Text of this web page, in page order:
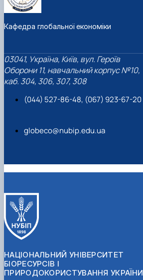
Кафедра глобальної економіки
03041, Україна, Київ, вул. Героїв
Оборони 11, навчальний корпус №10,
каб. 304, 306, 307, 308
(044) 527-86-48, (067) 923-67-20
globeco@nubip.edu.ua
НАЦІОНАЛЬНИЙ УНІВЕРСИТЕТ
БІОРЕСУРСІВ І
ПРИРОДОКОРИСТУВАННЯ УКРАЇНИ